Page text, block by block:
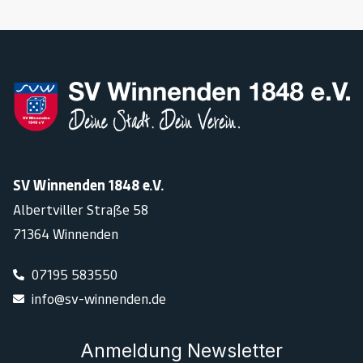
SV Winnenden 1848 e.V.
Albertviller Straße 58
71364 Winnenden
07195 583550
info@sv-winnenden.de
Anmeldung Newsletter